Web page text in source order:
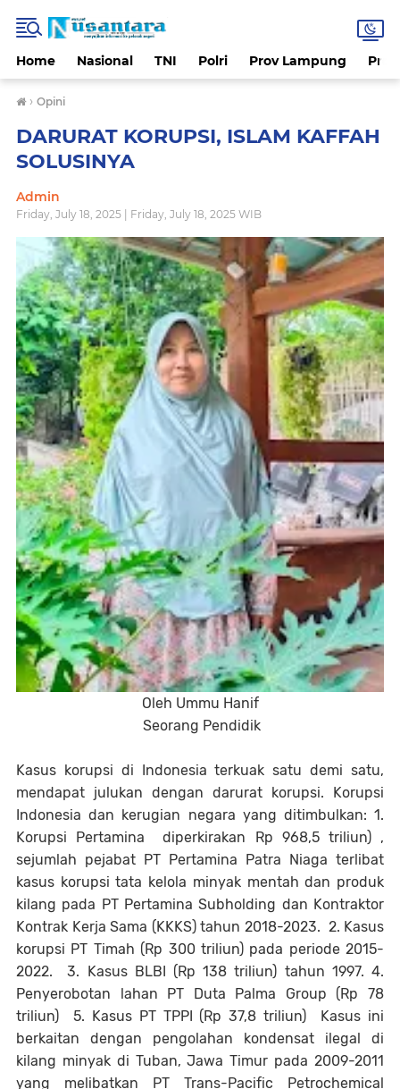
Home Nasional TNI Polri Prov Lampung
› Opini
DARURAT KORUPSI, ISLAM KAFFAH
SOLUSINYA
Admin
Friday, July 18, 2025 | Friday, July 18, 2025 WIB
Oleh Ummu Hanif
Seorang Pendidik
Kasus korupsi di Indonesia terkuak satu demi satu,
mendapat julukan dengan darurat korupsi. Korupsi
Indonesia dan kerugian negara yang ditimbulkan: 1.
Korupsi Pertamina diperkirakan Rp 968,5 triliun) ,
sejumlah pejabat PT Pertamina Patra Niaga terlibat
kasus korupsi tata kelola minyak mentah dan produk
kilang pada PT Pertamina Subholding dan Kontraktor
Kontrak Kerja Sama (KKKS) tahun 2018-2023. 2. Kasus
korupsi PT Timah (Rp 300 triliun) pada periode 2015-
2022. 3. Kasus BLBI (Rp 138 triliun) tahun 1997. 4.
Penyerobotan lahan PT Duta Palma Group (Rp 78
triliun) 5. Kasus PT TPPI (Rp 37,8 triliun) Kasus ini
berkaitan dengan pengolahan kondensat ilegal di
kilang minyak di Tuban, Jawa Timur pada 2009-2011
yang melibatkan PT Trans-Pacific Petrochemical